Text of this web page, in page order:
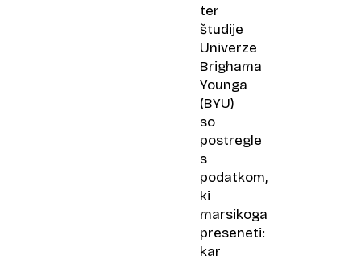
ter
študije
Univerze
Brighama
Younga
(BYU)
so
postregle
s
podatkom,
ki
marsikoga
preseneti:
kar